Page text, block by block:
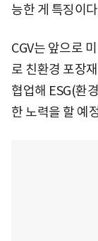
능한 게 특징이
CGV는 앞으로
로 친환경 포장
협업해 ESG(환
한 노력을 할 예